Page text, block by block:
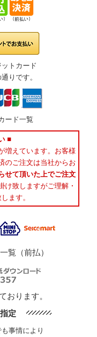
トカード
りです。
ード一覧
■
増えています。お客様
のご注文は当社からお
せて頂いた上でご注文
け致しますがご理解・
ます。
覧（前払）
おります。
定
事情により